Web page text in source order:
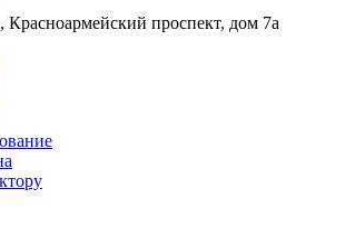
Красноармейский проспект, дом 7а